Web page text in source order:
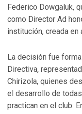
Federico Dowgaluk,
como Director Ad
institución, creada en
La decisión fue
Directiva,
Chirizola, quienes
el desarrollo de
practican en el club.